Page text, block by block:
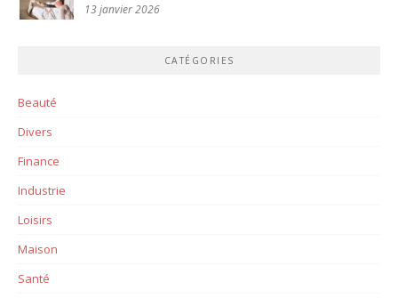
13 janvier 2026
CATÉGORIES
Beauté
Divers
Finance
Industrie
Loisirs
Maison
Santé